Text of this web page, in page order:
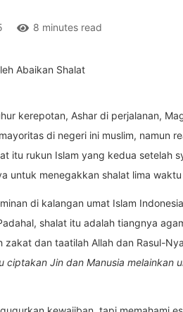
8 minutes read
kerepotan, Ashar di perjalanan,
di negeri ini muslim, namun
itu rukun Islam yang kedua setelah
untuk menegakkan shalat lima
di kalangan umat Islam
shalat itu adalah tiangnya
zakat dan taatilah Allah dan Rasul-
ciptakan Jin dan Manusia melainkan